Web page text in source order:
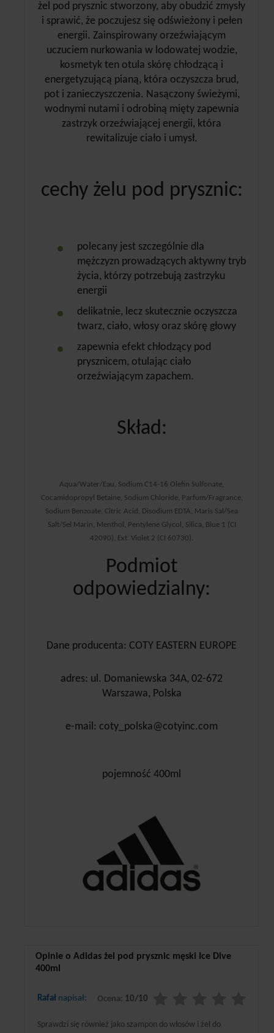
żel pod prysznic stworzony, aby obudzić zmysły
i sprawić, że poczujesz się odświeżony i pełen
energii. Zainspirowany orzeźwiającym
uczuciem nurkowania w lodowatej wodzie,
kosmetyk ten otula skórę chłodzącą i
energetyzującą pianą, która oczyszcza brud,
pot i zanieczyszczenia. Nasączony świeżymi,
wodnymi nutami i odrobiną mięty zapewnia
zastrzyk orzeźwiającej energii, która
rewitalizuje ciało i umysł.
cechy żelu pod prysznic:
polecany jest szczególnie dla
mężczyzn prowadzących aktywny tryb
życia, którzy potrzebują zastrzyku
energii
delikatnie, lecz skutecznie oczyszcza
twarz, ciało, włosy oraz skórę głowy
zapewnia efekt chłodzący pod
prysznicem, otulając ciało
orzeźwiającym zapachem.
Skład:
Aqua/Water/Eau, Sodium C14-16 Olefin Sulfonate,
Cocamidopropyl Betaine, Sodium Chloride, Parfum/Fragrance,
Sodium Benzoate, Citric Acid, Disodium EDTA, Maris Sal/Sea
Salt/Sel Marin, Menthol, Pentylene Glycol, Silica, Blue 1 (CI
42090), Ext. Violet 2 (CI 60730).
Podmiot
odpowiedzialny:
Dane producenta: COTY EASTERN EUROPE
adres: ul. Domaniewska 34A, 02-672
Warszawa, Polska
e-mail: coty_polska@cotyinc.com
pojemność 400ml
Opinie o Adidas żel pod prysznic męski Ice Dive
400ml
Rafał napisał: Ocena: 10/10
Sprawdzi się również jako szampon do włosów i żel do